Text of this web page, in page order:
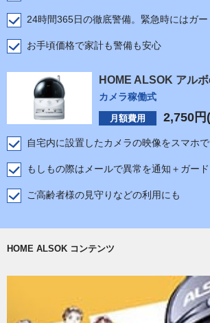
24時間365日の徹底警備。緊急時にはガ
お手頃価格で家計も警備も安心
HOME ALSOK アル
カメラ稼働式
月額費用 2,750
自宅内に設置したカメラの映像をスマホで
もしもの際はメールで異常を通知＋ガー
ご高齢者様の見守りなどの利用にも
HOME ALSOK コンテンツ